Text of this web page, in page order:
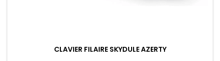
CLAVIER FILAIRE SKYDULE AZERTY